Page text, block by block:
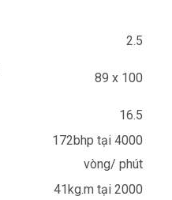
2.5
89 x 100
16.5
172bhp tại 4000
vòng/ phút
41kg.m tại 2000